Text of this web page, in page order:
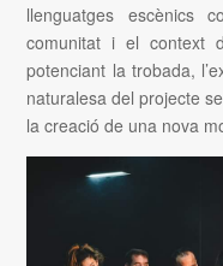
llenguatges escènics
comunitat i el context
potenciant la trobada,
naturalesa del projecte
la creació de una nova